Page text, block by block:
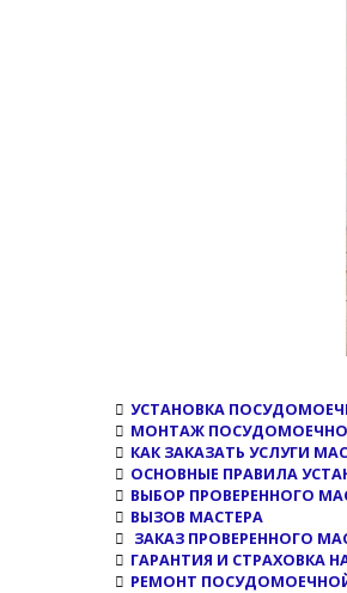
УСТАНОВКА
МОНТАЖ
КАК ЗАКАЗАТЬ УСЛУГИ
ОСНОВНЫЕ ПРАВИЛА
ВЫБОР ПРОВЕРЕННОГО
ВЫЗОВ МАСТЕРА
ЗАКАЗ ПРОВЕРЕННОГО
ГАРАНТИЯ И СТРАХОВКА
РЕМОНТ